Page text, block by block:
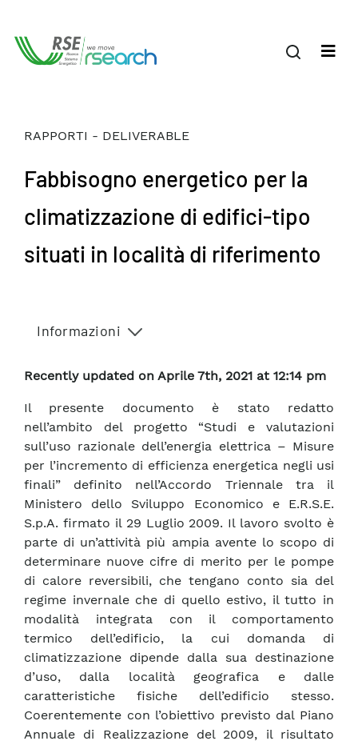
RAPPORTI - DELIVERABLE
Fabbisogno energetico per la
climatizzazione di edifici-tipo
situati in località di riferimento
Informazioni
Recently updated on Aprile 7th, 2021 at 12:14 pm
Il presente documento è stato redatto
nell’ambito del progetto “Studi e valutazioni
sull’uso razionale dell’energia elettrica – Misure
per l’incremento di efficienza energetica negli usi
finali” definito nell’Accordo Triennale tra il
Ministero dello Sviluppo Economico e E.R.S.E.
S.p.A. firmato il 29 Luglio 2009. Il lavoro svolto è
parte di un’attività più ampia avente lo scopo di
determinare nuove cifre di merito per le pompe
di calore reversibili, che tengano conto sia del
regime invernale che di quello estivo, il tutto in
modalità integrata con il comportamento
termico dell’edificio, la cui domanda di
climatizzazione dipende dalla sua destinazione
d’uso, dalla località geografica e dalle
caratteristiche fisiche dell’edificio stesso.
Coerentemente con l’obiettivo previsto dal Piano
Annuale di Realizzazione del 2009, il risultato